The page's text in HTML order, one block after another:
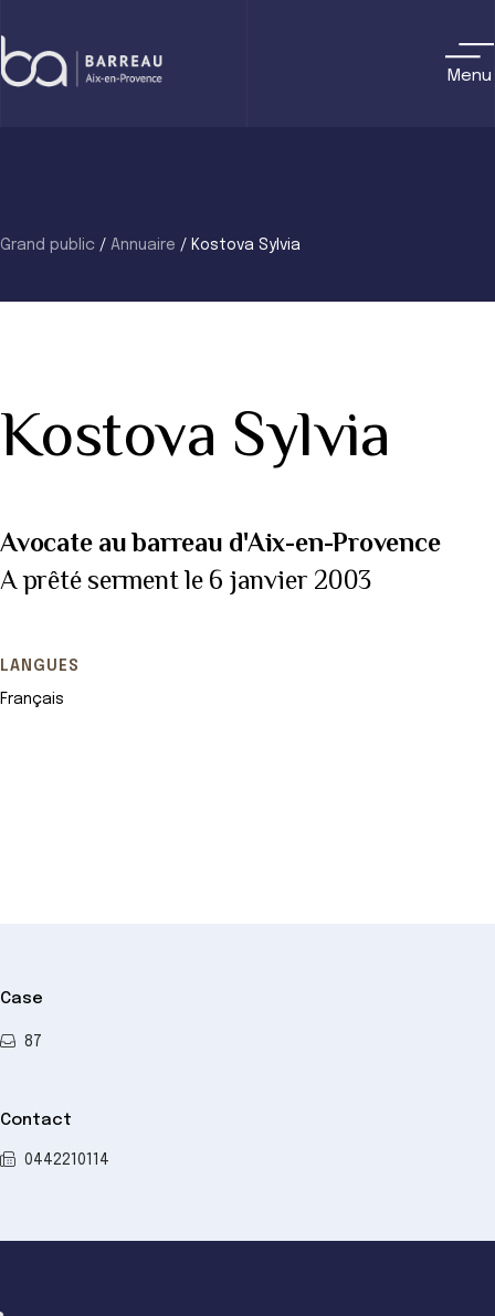
to
content
Menu
Grand public / Annuaire / Kostova Sylvia
Kostova Sylvia
Avocate au barreau d'Aix-en-Provence
A prêté serment le 6 janvier 2003
LANGUES
Français
Case
87
Contact
0442210114